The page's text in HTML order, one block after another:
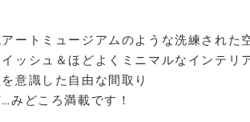
ートミュージアムのような洗練された
ッシュ＆ほどよくミニマルなインテリ
意識した自由な間取り
みどころ満載です！